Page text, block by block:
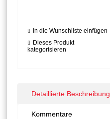
In die Wunschliste einfügen
Dieses Produkt
kategorisieren
Detaillierte Beschreibung
Kommentare